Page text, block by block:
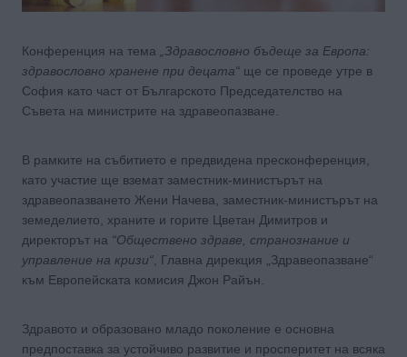
Конференция на тема
„Здравословно бъдеще за Европа:
здравословно хранене при децата“ ще се проведе утре в
София като част от Българското Председателство на
Съвета на министрите на здравеопазване.
В рамките на събитието е предвидена пресконференция,
като участие ще вземат заместник-министърът на
здравеопазването Жени Начева, заместник-министърът на
земеделието, храните и горите Цветан Димитров и
директорът на “Обществено здраве, странознание и
управление на кризи“ , Главна дирекция „Здравеопазване“
към Европейската комисия Джон Райън.
Здравото и образовано младо поколение е основна
предпоставка за устойчиво развитие и просперитет на всяка